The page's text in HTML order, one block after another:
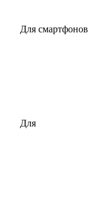
Для смартфонов
Для